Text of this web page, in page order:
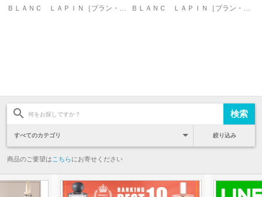
ＢＬＡＮＣ ＬＡＰＩＮ［ブラン・ラパン］
ＢＬＡＮＣ ＬＡＰＩＮ［ブラン・ラパン］
絞り込み
商品のご要望は こちらにお寄せください